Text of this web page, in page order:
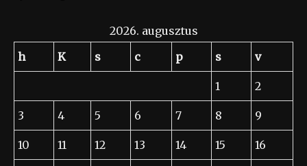
2026. augusztus
h
K s c p s v
1 2
3 4 5 6 7 8 9
10 11 12 13 14 15 16